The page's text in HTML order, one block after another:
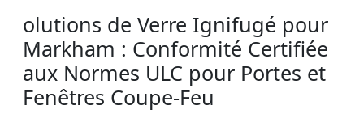
olutions de Verre Ignifugé pour
Markham : Conformité Certifiée
aux Normes ULC pour Portes et
Fenêtres Coupe-Feu